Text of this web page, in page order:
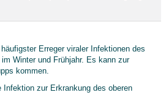
Erreger viraler Infektionen des
Winter und Frühjahr. Es kann zur
kommen.
Infektion zur Erkrankung des oberen